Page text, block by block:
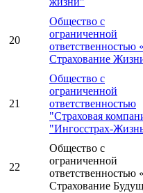
20
Общество с
ограниченной
ответственностью
Страхование
21
Общество с
ограниченной
ответственностью
"Страховая
"Ингосстрах-
22
Общество с
ограниченной
ответственностью
Страхование